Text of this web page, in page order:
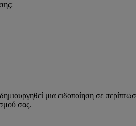
μια ειδοποίηση σε
σας.